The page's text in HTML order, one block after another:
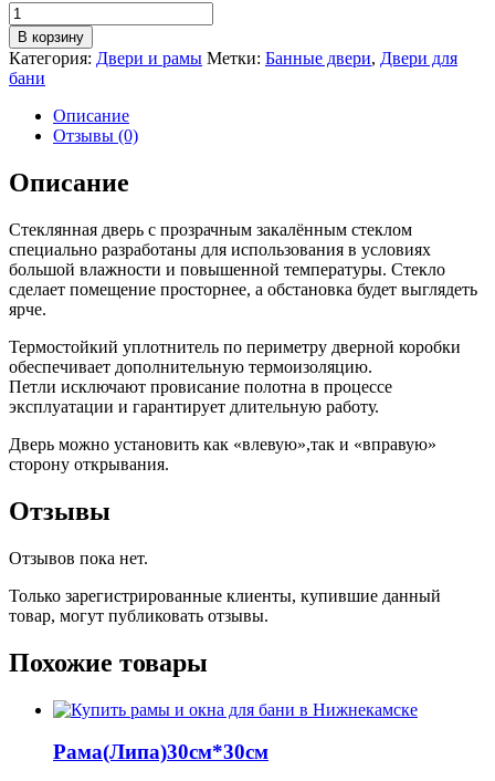
Количество
товара
Дверь
стеклянная(Бронза
прозрачная)0.70м*1.80м.
8мм.
В корзину
Категория: Двери и рамы Метки: Банные двери, Двери для
бани
Описание
Отзывы (0)
Описание
Стеклянная дверь с прозрачным закалённым стеклом
специально разработаны для использования в условиях
большой влажности и повышенной температуры. Стекло
сделает помещение просторнее, а обстановка будет выглядеть
ярче.
Термостойкий уплотнитель по периметру дверной коробки
обеспечивает дополнительную термоизоляцию.
Петли исключают провисание полотна в процессе
эксплуатации и гарантирует длительную работу.
Дверь можно установить как «влевую»,так и «вправую»
сторону открывания.
Отзывы
Отзывов пока нет.
Только зарегистрированные клиенты, купившие данный
товар, могут публиковать отзывы.
Похожие товары
Рама(Липа)30см*30см